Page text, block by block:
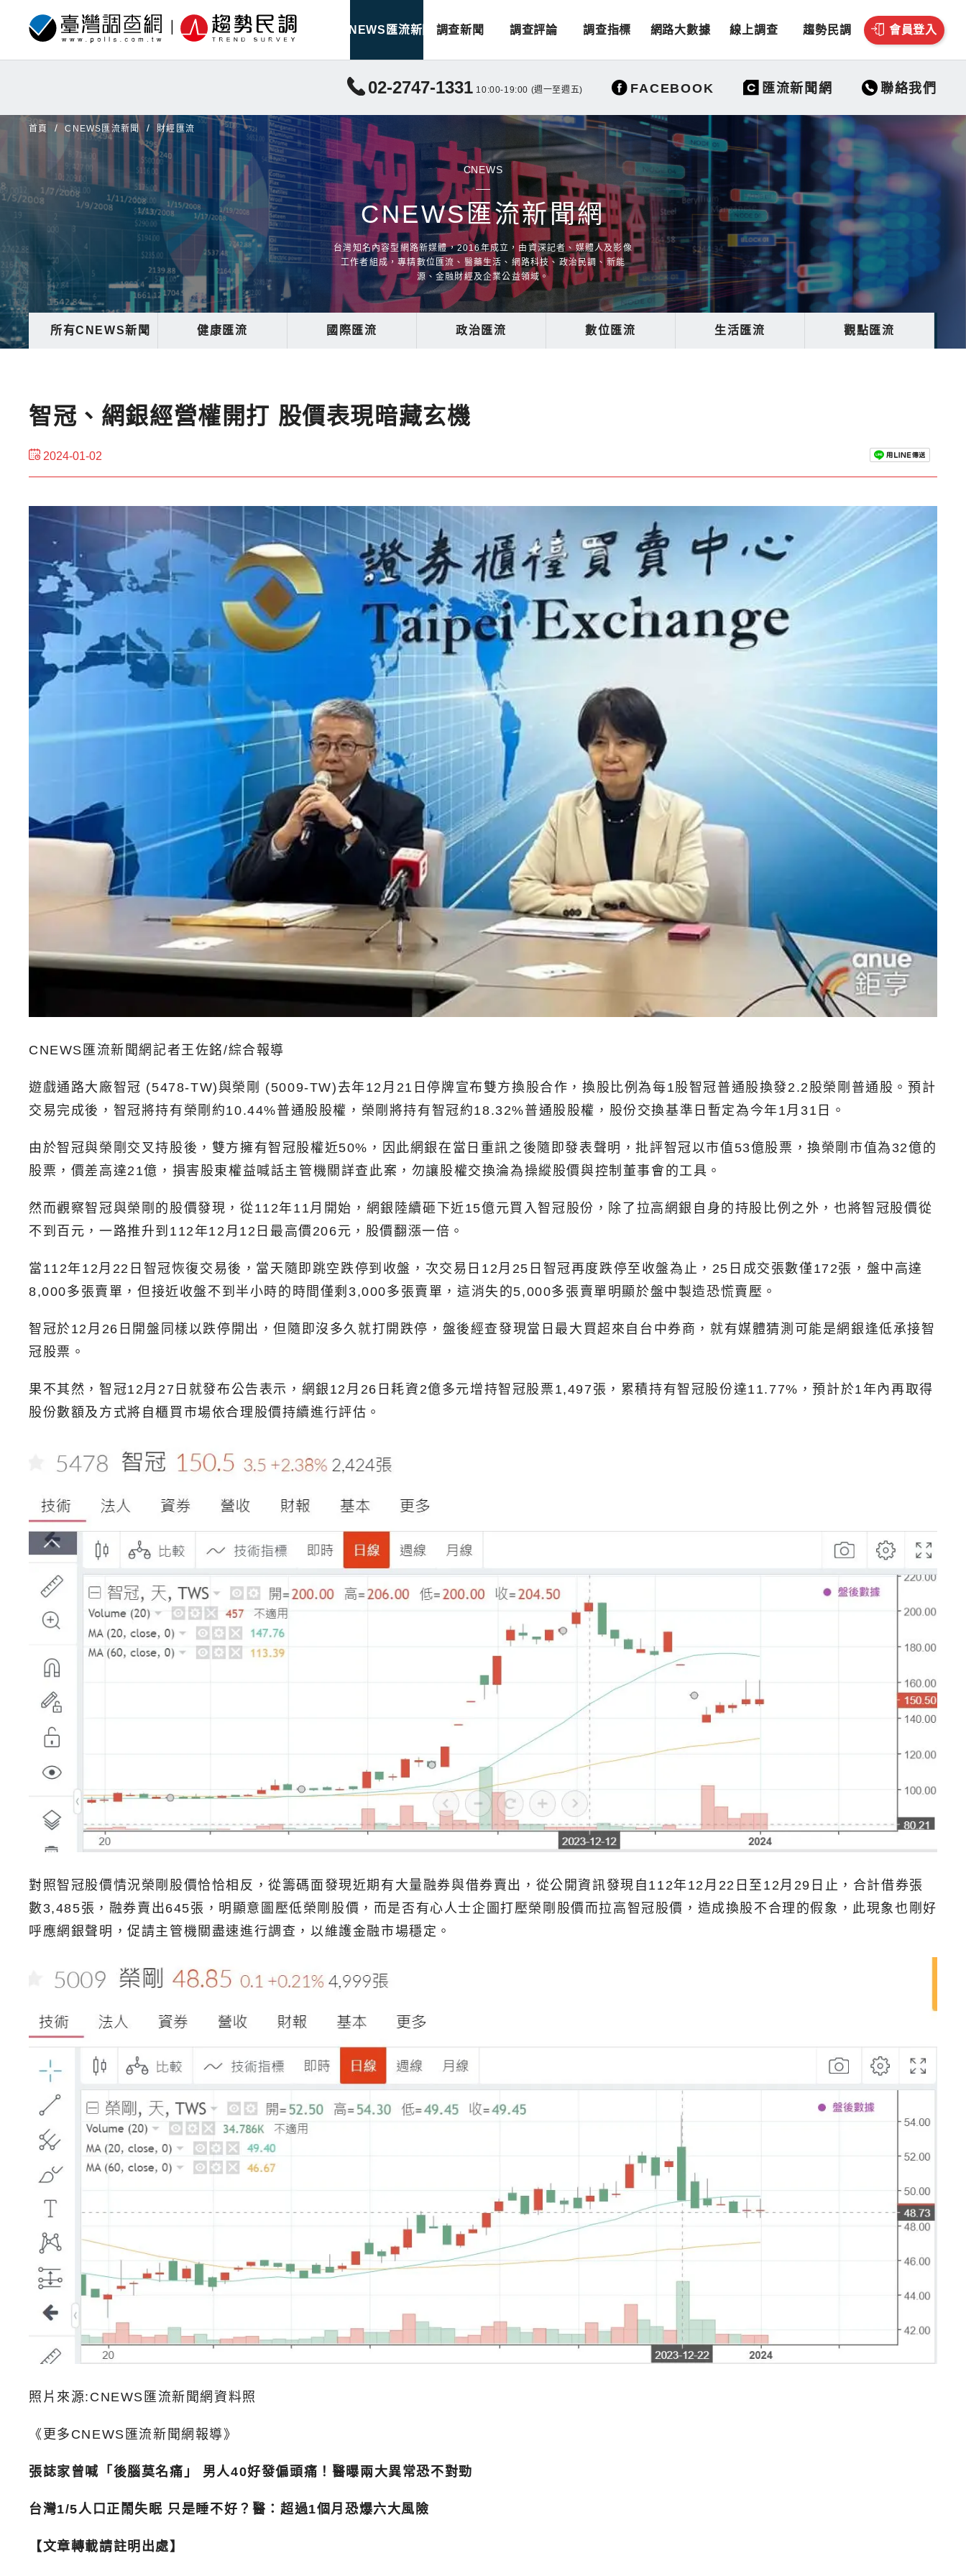
CNEWS匯流新聞 調查新聞 調查評論 調查指標 網路大數據 線上調查 趨勢民調 會員登入
02-2747-1331 10:00-19:00 (週一至週五) FACEBOOK 匯流新聞網 聯絡我們
首頁 CNEWS匯流新聞 財經匯流
CNEWS
CNEWS匯流新聞網
台灣知名內容型網路新媒體，2016年成立，由資深記者、媒體人及影像
工作者組成，專精數位匯流、醫藥生活、網路科技、政治民調、新能
源、金融財經及企業公益領域。
所有CNEWS新聞 健康匯流 國際匯流 政治匯流 數位匯流 生活匯流 觀點匯流
智冠、網銀經營權開打 股價表現暗藏玄機
2024-01-02
CNEWS匯流新聞網記者王佐銘/綜合報導
遊戲通路大廠智冠 (5478-TW)與榮剛 (5009-TW)去年12月21日停牌宣布雙方換股合作，換股比例為每1股智冠普通股換發2.2股榮剛普通股。預計
交易完成後，智冠將持有榮剛約10.44%普通股股權，榮剛將持有智冠約18.32%普通股股權，股份交換基準日暫定為今年1月31日。
由於智冠與榮剛交叉持股後，雙方擁有智冠股權近50%，因此網銀在當日重訊之後隨即發表聲明，批評智冠以市值53億股票，換榮剛市值為32億的
股票，價差高達21億，損害股東權益喊話主管機關詳查此案，勿讓股權交換淪為操縱股價與控制董事會的工具。
然而觀察智冠與榮剛的股價發現，從112年11月開始，網銀陸續砸下近15億元買入智冠股份，除了拉高網銀自身的持股比例之外，也將智冠股價從
不到百元，一路推升到112年12月12日最高價206元，股價翻漲一倍。
當112年12月22日智冠恢復交易後，當天隨即跳空跌停到收盤，次交易日12月25日智冠再度跌停至收盤為止，25日成交張數僅172張，盤中高達
8,000多張賣單，但接近收盤不到半小時的時間僅剩3,000多張賣單，這消失的5,000多張賣單明顯於盤中製造恐慌賣壓。
智冠於12月26日開盤同樣以跌停開出，但隨即沒多久就打開跌停，盤後經查發現當日最大買超來自台中券商，就有媒體猜測可能是網銀逢低承接智
冠股票。
果不其然，智冠12月27日就發布公告表示，網銀12月26日耗資2億多元增持智冠股票1,497張，累積持有智冠股份達11.77%，預計於1年內再取得
股份數額及方式將自櫃買市場依合理股價持續進行評估。
對照智冠股價情況榮剛股價恰恰相反，從籌碼面發現近期有大量融券與借券賣出，從公開資訊發現自112年12月22日至12月29日止，合計借券張
數3,485張，融券賣出645張，明顯意圖壓低榮剛股價，而是否有心人士企圖打壓榮剛股價而拉高智冠股價，造成換股不合理的假象，此現象也剛好
呼應網銀聲明，促請主管機關盡速進行調查，以維護金融市場穩定。
照片來源:CNEWS匯流新聞網資料照
《更多CNEWS匯流新聞網報導》
張誌家曾喊「後腦莫名痛」 男人40好發偏頭痛！醫曝兩大異常恐不對勁
台灣1/5人口正鬧失眠 只是睡不好？醫：超過1個月恐爆六大風險
【文章轉載請註明出處】